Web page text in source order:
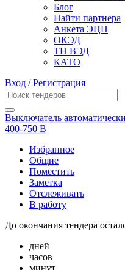
Блог
Найти партнера
Анкета ЭЦП
ОКЭД
ТН ВЭД
КАТО
Вход /Регистрация
Выключатель
400-750 В
Избранное
Общие
Поместить
Заметка
Отслеживать
В работу
До окончания тендера
дней
часов